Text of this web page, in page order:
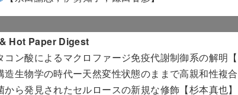
Hot Paper Digest
コン酸によるマクロファージ免疫代謝制御系の解明
造生物学の時代ー天然変性状態のままで高親和性複合
から発見されたセルロースの新規な修飾【杉本真也】